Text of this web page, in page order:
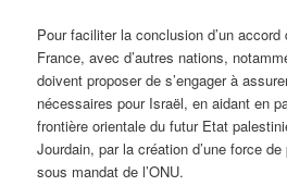
Pour faciliter la conclusion d’un accord
France, avec d’autres nations,
doivent proposer de s’engager à
nécessaires pour Israël, en aidant en
frontière orientale du futur Etat
Jourdain, par la création d’une force
sous mandat de l’ONU.